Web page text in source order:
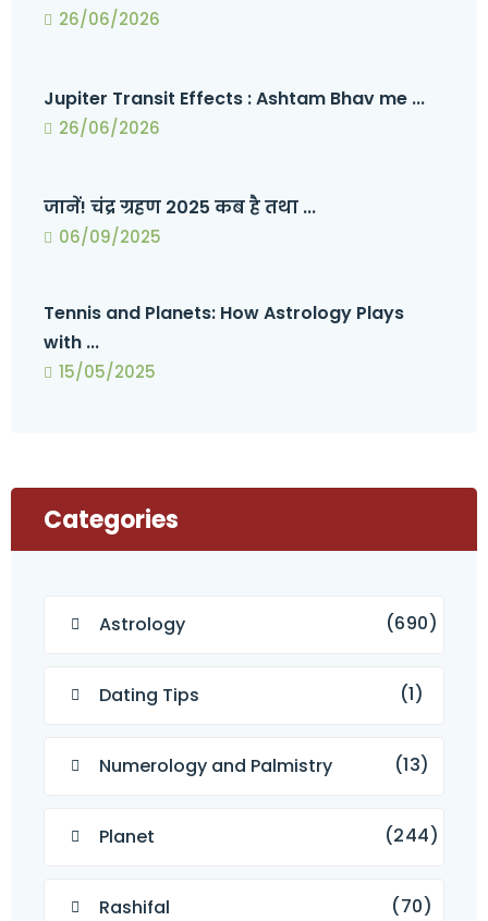
26/06/2026
Jupiter Transit Effects : Ashtam Bhav me ...
26/06/2026
जानें! चंद्र ग्रहण 2025 कब है तथा ...
06/09/2025
Tennis and Planets: How Astrology Plays
with ...
15/05/2025
Categories
Astrology (690)
Dating Tips (1)
Numerology and Palmistry (13)
Planet (244)
Rashifal (70)